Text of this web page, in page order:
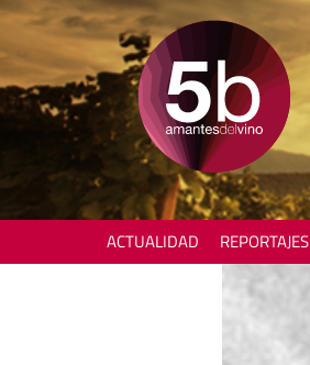
ACTUALIDAD REPORTAJES